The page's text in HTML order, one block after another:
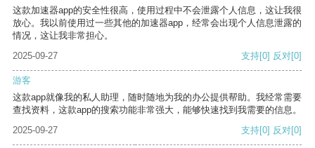
这款加速器app的安全性很高，使用过程中不会泄露个人信息，这让我很
放心。我以前使用过一些其他的加速器app，经常会出现个人信息泄露的
情况，这让我非常担心。
2025-09-27
支持[0] 反对[0]
游客
这款app就像我的私人助理，随时随地为我的办公提供帮助。我经常需要
查找资料，这款app的搜索功能非常强大，能够快速找到我需要的信息。
2025-09-27
支持[0] 反对[0]